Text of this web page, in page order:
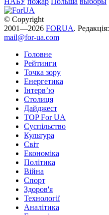
© Copyright
2001—2026 FORUA. Редакція:
mail@for-ua.com
Головне
Рейтинги
Точка зору
Енергетика
Інтерв’ю
Столиця
Дайджест
TOP For UA
Суспiльство
Культура
Світ
Економіка
Політика
Війна
Спорт
Здоров'я
Технології
Аналітика